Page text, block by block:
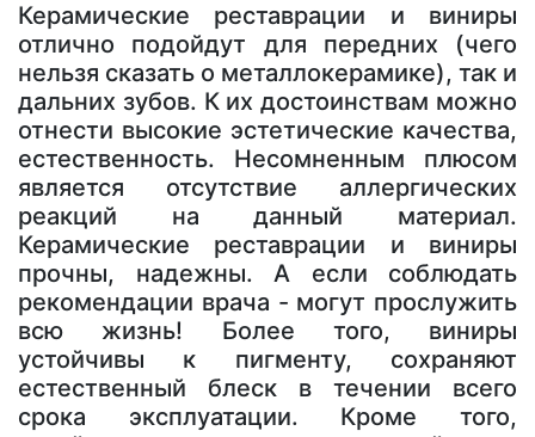
Керамические реставрации и виниры
отлично подойдут для передних (чего
нельзя сказать о металлокерамике), так и
дальних зубов. К их достоинствам можно
отнести высокие эстетические качества,
естественность. Несомненным плюсом
является отсутствие аллергических
реакций на данный материал.
Керамические реставрации и виниры
прочны, надежны. А если соблюдать
рекомендации врача - могут прослужить
всю жизнь! Более того, виниры
устойчивы к пигменту, сохраняют
естественный блеск в течении всего
срока эксплуатации. Кроме того,